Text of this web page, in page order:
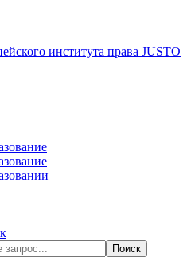
института права JUSTO